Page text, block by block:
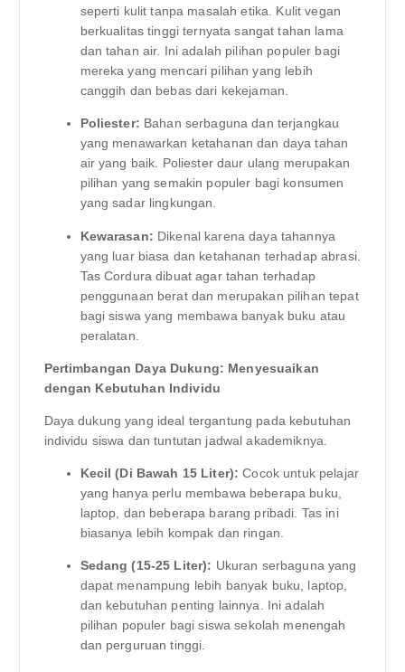
seperti kulit tanpa masalah etika. Kulit vegan
berkualitas tinggi ternyata sangat tahan lama
dan tahan air. Ini adalah pilihan populer bagi
mereka yang mencari pilihan yang lebih
canggih dan bebas dari kekejaman.
Poliester: Bahan serbaguna dan terjangkau
yang menawarkan ketahanan dan daya tahan
air yang baik. Poliester daur ulang merupakan
pilihan yang semakin populer bagi konsumen
yang sadar lingkungan.
Kewarasan: Dikenal karena daya tahannya
yang luar biasa dan ketahanan terhadap abrasi.
Tas Cordura dibuat agar tahan terhadap
penggunaan berat dan merupakan pilihan tepat
bagi siswa yang membawa banyak buku atau
peralatan.
Pertimbangan Daya Dukung: Menyesuaikan
dengan Kebutuhan Individu
Daya dukung yang ideal tergantung pada kebutuhan
individu siswa dan tuntutan jadwal akademiknya.
Kecil (Di Bawah 15 Liter): Cocok untuk pelajar
yang hanya perlu membawa beberapa buku,
laptop, dan beberapa barang pribadi. Tas ini
biasanya lebih kompak dan ringan.
Sedang (15-25 Liter): Ukuran serbaguna yang
dapat menampung lebih banyak buku, laptop,
dan kebutuhan penting lainnya. Ini adalah
pilihan populer bagi siswa sekolah menengah
dan perguruan tinggi.